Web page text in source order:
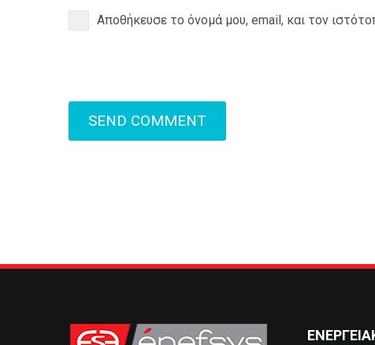
Αποθήκευσε το όνομά μου, email, και τον
SEND COMMENT